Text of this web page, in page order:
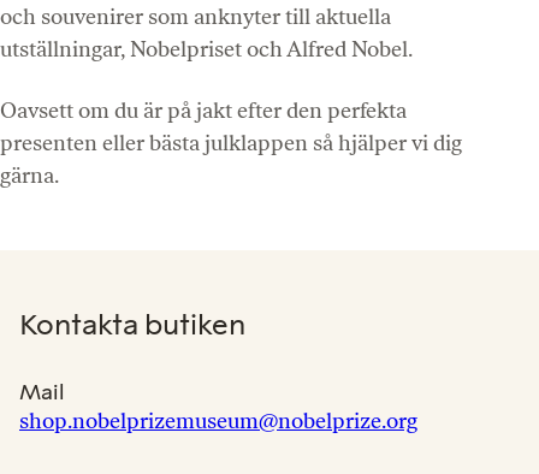
och souvenirer som anknyter till aktuella
utställningar, Nobelpriset och Alfred Nobel.
Oavsett om du är på jakt efter den perfekta
presenten eller bästa julklappen så hjälper vi dig
gärna.
Kontakta butiken
Mail
shop.nobelprizemuseum@nobelprize.org